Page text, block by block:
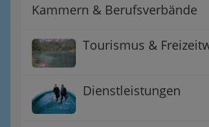
Kammern & Berufsverbände
Tourismus &
Dienstleistungen